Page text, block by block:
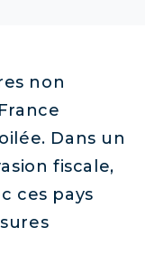
non
Dans un
fiscale,
ces pays